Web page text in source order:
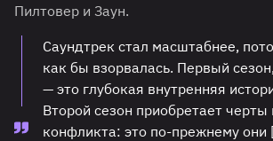
Пилтовер и Заун.
Саундтрек стал масштабнее,
как бы взорвалась. Первый
— это глубокая внутренняя
Второй сезон приобретает черты
конфликта: это по-прежнему